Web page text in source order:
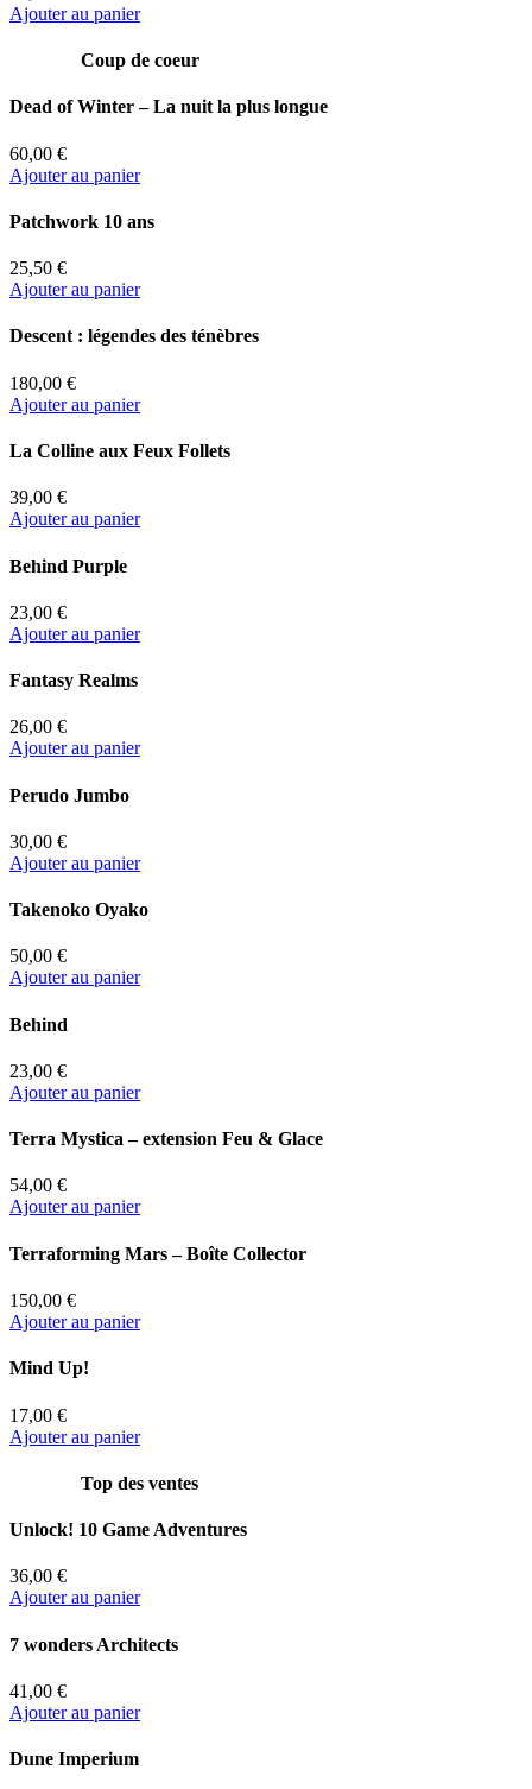
Ajouter au panier
Coup de coeur
Dead of Winter – La nuit la plus longue
60,00 €
Ajouter au panier
Patchwork 10 ans
25,50 €
Ajouter au panier
Descent : légendes des ténèbres
180,00 €
Ajouter au panier
La Colline aux Feux Follets
39,00 €
Ajouter au panier
Behind Purple
23,00 €
Ajouter au panier
Fantasy Realms
26,00 €
Ajouter au panier
Perudo Jumbo
30,00 €
Ajouter au panier
Takenoko Oyako
50,00 €
Ajouter au panier
Behind
23,00 €
Ajouter au panier
Terra Mystica – extension Feu & Glace
54,00 €
Ajouter au panier
Terraforming Mars – Boîte Collector
150,00 €
Ajouter au panier
Mind Up!
17,00 €
Ajouter au panier
Top des ventes
Unlock! 10 Game Adventures
36,00 €
Ajouter au panier
7 wonders Architects
41,00 €
Ajouter au panier
Dune Imperium